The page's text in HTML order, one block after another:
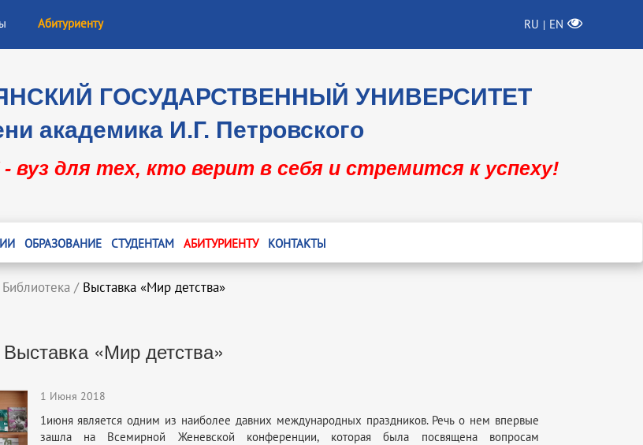
Абитуриенту RU | EN
ГОСУДАРСТВЕННЫЙ УНИВЕРСИТЕТ
академика И.Г. Петровского
вуз для тех, кто верит в себя и стремится к успеху!
ОБРАЗОВАНИЕ СТУДЕНТАМ АБИТУРИЕНТУ КОНТАКТЫ
Библиотека / Выставка «Мир детства»
Выставка «Мир детства»
1 Июня 2018
1июня является одним из наиболее давних международных праздников. Речь о нем впервые
зашла на Всемирной Женевской конференции, которая была посвящена вопросам